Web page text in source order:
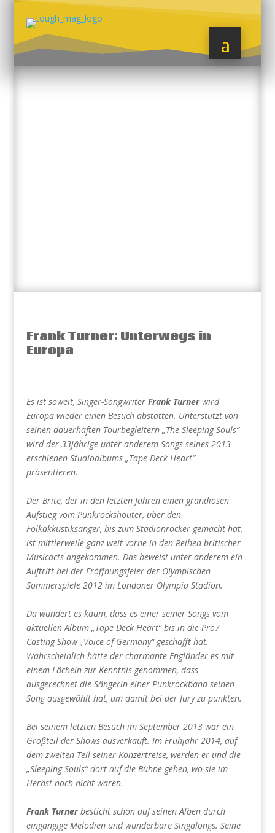
Frank Turner: Unterwegs in
Europa
Es ist soweit, Singer-Songwriter Frank Turnerwird
Europa wieder einen Besuch abstatten. Unterstützt von
seinen dauerhaften Tourbegleitern „The Sleeping Souls“
wird der 33jährige unter anderem Songs seines 2013
erschienen Studioalbums „Tape Deck Heart“
präsentieren.
Der Brite, der in den letzten Jahren einen grandiosen
Aufstieg vom Punkrockshouter, über den
Folkakkustiksänger, bis zum Stadionrocker gemacht hat,
ist mittlerweile ganz weit vorne in den Reihen britischer
Musicacts angekommen. Das beweist unter anderem ein
Auftritt bei der Eröffnungsfeier der Olympischen
Sommerspiele 2012 im Londoner Olympia Stadion.
Da wundert es kaum, dass es einer seiner Songs vom
aktuellen Album „Tape Deck Heart“ bis in die Pro7
Casting Show „Voice of Germany“ geschafft hat.
Wahrscheinlich hätte der charmante Engländer es mit
einem Lächeln zur Kenntnis genommen, dass
ausgerechnet die Sängerin einer Punkrockband seinen
Song ausgewählt hat, um damit bei der Jury zu punkten.
Bei seinem letzten Besuch im September 2013 war ein
Großteil der Shows ausverkauft. Im Frühjahr 2014, auf
dem zweiten Teil seiner Konzertreise, werden er und die
„Sleeping Souls“ dort auf die Bühne gehen, wo sie im
Herbst noch nicht waren.
Frank Turnerbesticht schon auf seinen Alben durch
eingängige Melodien und wunderbare Singalongs. Seine